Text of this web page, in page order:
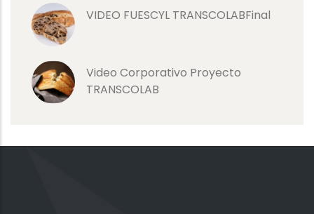
VIDEO FUESCYL TRANSCOLABFinal
Video Corporativo Proyecto
TRANSCOLAB